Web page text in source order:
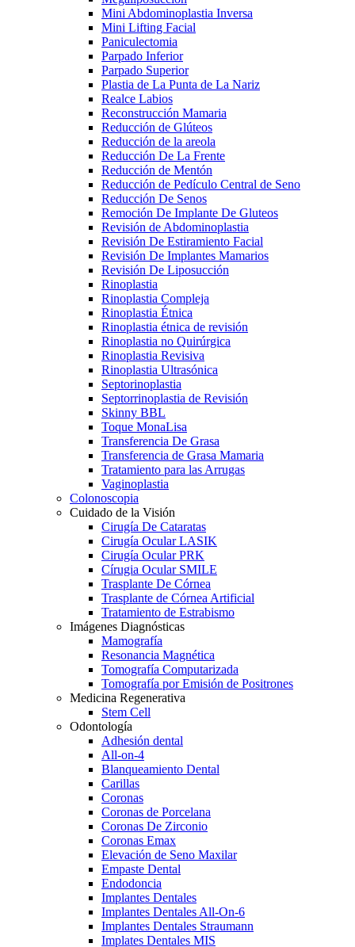
Mini Abdominoplastia Inversa
Mini Lifting Facial
Paniculectomia
Parpado Inferior
Parpado Superior
Plastia de La Punta de La Nariz
Realce Labios
Reconstrucción Mamaria
Reducción de Glúteos
Reducción de la areola
Reducción De La Frente
Reducción de Mentón
Reducción de Pedículo Central de Seno
Reducción De Senos
Remoción De Implante De Gluteos
Revisión de Abdominoplastia
Revisión De Estiramiento Facial
Revisión De Implantes Mamarios
Revisión De Liposucción
Rinoplastia
Rinoplastia Compleja
Rinoplastia Étnica
Rinoplastia étnica de revisión
Rinoplastia no Quirúrgica
Rinoplastia Revisiva
Rinoplastia Ultrasónica
Septorinoplastia
Septorrinoplastia de Revisión
Skinny BBL
Toque MonaLisa
Transferencia De Grasa
Transferencia de Grasa Mamaria
Tratamiento para las Arrugas
Vaginoplastia
Colonoscopia
Cuidado de la Visión
Cirugía De Cataratas
Cirugía Ocular LASIK
Cirugía Ocular PRK
Círugia Ocular SMILE
Trasplante De Córnea
Trasplante de Córnea Artificial
Tratamiento de Estrabismo
Imágenes Diagnósticas
Mamografía
Resonancia Magnética
Tomografía Computarizada
Tomografía por Emisión de Positrones
Medicina Regenerativa
Stem Cell
Odontología
Adhesión dental
All-on-4
Blanqueamiento Dental
Carillas
Coronas
Coronas de Porcelana
Coronas De Zirconio
Coronas Emax
Elevación de Seno Maxilar
Empaste Dental
Endodoncia
Implantes Dentales
Implantes Dentales All-On-6
Implantes Dentales Straumann
Implates Dentales MIS